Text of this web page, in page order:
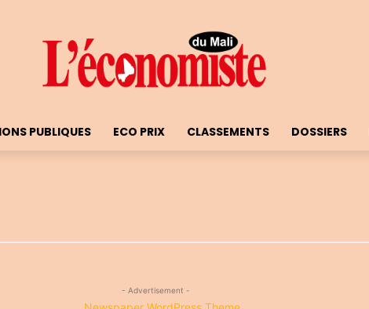
PUBLIQUES ECO PRIX CLASSEMENTS DOSSIERS
- Advertisement -